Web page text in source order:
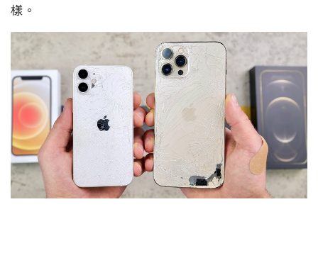
樣。